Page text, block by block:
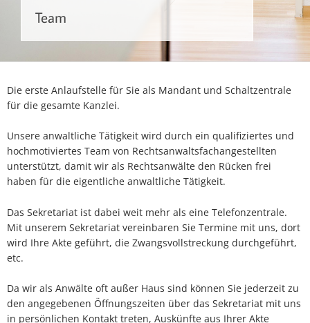
Team
Die erste Anlaufstelle für Sie als Mandant und Schaltzentrale
für die gesamte Kanzlei.
Unsere anwaltliche Tätigkeit wird durch ein qualifiziertes und
hochmotiviertes Team von Rechtsanwaltsfachangestellten
unterstützt, damit wir als Rechtsanwälte den Rücken frei
haben für die eigentliche anwaltliche Tätigkeit.
Das Sekretariat ist dabei weit mehr als eine Telefonzentrale.
Mit unserem Sekretariat vereinbaren Sie Termine mit uns, dort
wird Ihre Akte geführt, die Zwangsvollstreckung durchgeführt,
etc.
Da wir als Anwälte oft außer Haus sind können Sie jederzeit zu
den angegebenen Öffnungszeiten über das Sekretariat mit uns
in persönlichen Kontakt treten, Auskünfte aus Ihrer Akte